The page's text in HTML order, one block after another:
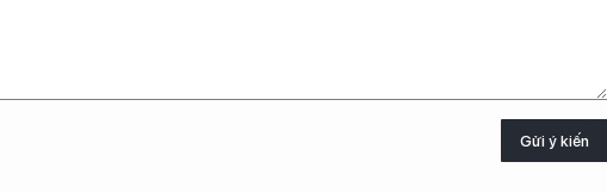
Gửi ý kiến